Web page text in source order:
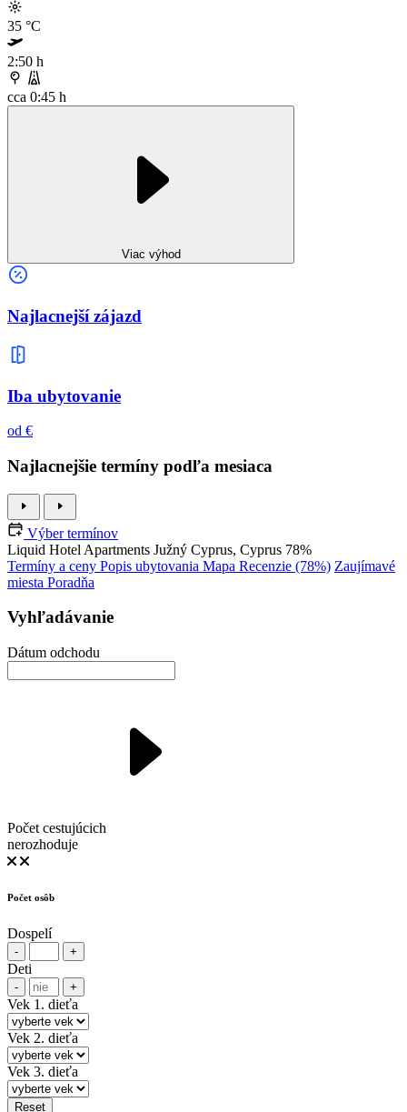
35 °C
2:50 h
cca 0:45 h
Viac výhod
Najlacnejší zájazd
Iba ubytovanie
od €
Najlacnejšie termíny podľa mesiaca
Výber termínov
Liquid Hotel Apartments Južný Cyprus, Cyprus 78%
Termíny a ceny Popis ubytovania Mapa Recenzie (78%) Zaujímavé
miesta Poradňa
Vyhľadávanie
Dátum odchodu
Počet cestujúcich
nerozhoduje
Počet osôb
Dospelí
- +
Deti
- +
Vek 1. dieťa
Vek 2. dieťa
Vek 3. dieťa
Reset